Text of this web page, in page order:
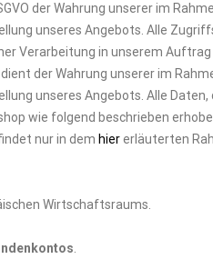
der Wahrung unserer im
unseres Angebots. Alle
Verarbeitung in unserem
der Wahrung unserer im
unseres Angebots. Alle Daten,
wie folgend beschrieben
nur in dem hiererläuterten
Wirtschaftsraums.